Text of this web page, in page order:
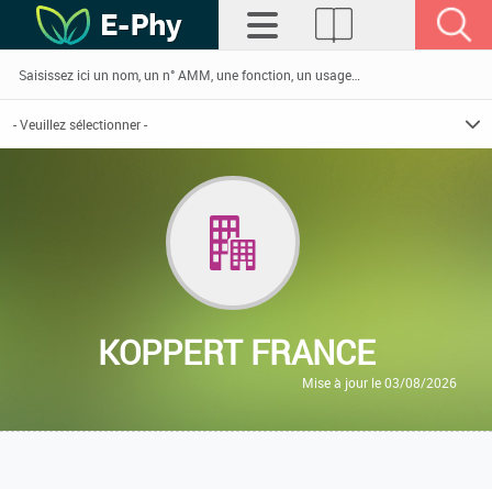
KOPPERT FRANCE
Mise à jour le 03/08/2026